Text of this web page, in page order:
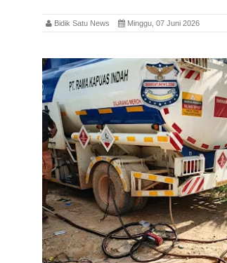
Bidik Satu News Minggu, 07 Juni 2026